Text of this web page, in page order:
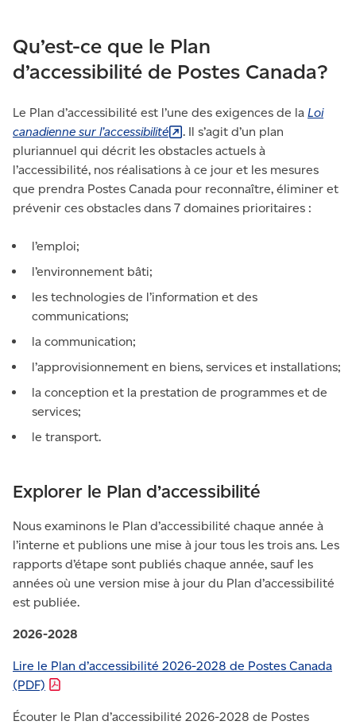
Qu’est-ce que le Plan
d’accessibilité de Postes Canada?
Le Plan d’accessibilité est l’une des exigences de la Loi
canadienne sur l’accessibilité
. Il s’agit d’un plan
pluriannuel qui décrit les obstacles actuels à
l’accessibilité, nos réalisations à ce jour et les mesures
que prendra Postes Canada pour reconnaître, éliminer et
prévenir ces obstacles dans 7 domaines prioritaires :
l’emploi;
l’environnement bâti;
les technologies de l’information et des
communications;
la communication;
l’approvisionnement en biens, services et installations;
la conception et la prestation de programmes et de
services;
le transport.
Explorer le Plan d’accessibilité
Nous examinons le Plan d’accessibilité chaque année à
l’interne et publions une mise à jour tous les trois ans. Les
rapports d’étape sont publiés chaque année, sauf les
années où une version mise à jour du Plan d’accessibilité
est publiée.
2026-2028
Lire le Plan d’accessibilité 2026-2028 de Postes Canada
(PDF)
Écouter le Plan d’accessibilité 2026-2028 de Postes